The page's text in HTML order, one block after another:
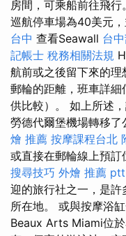
房間，可乘船前往飛行
巡航停車場為40美元，
台中 查看Seawall 台
記帳士 稅務相關法規
航前或之後留下來的理
郵輪的距離，班車詳
供比較）。 如上所述
勞德代爾堡機場轉移了
燴 推薦 按摩課程台北
或直接在郵輪線上預訂
搜尋技巧 外燴 推薦 ptt
迎的旅行社之一，是
所在地。 或與按摩浴
Beaux Arts Miami位